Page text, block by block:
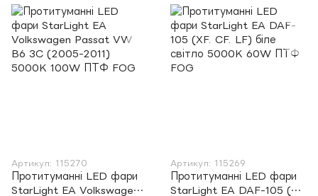
Артикул: 115270
Протитуманні LED фари
StarLight EA Volkswagen
Артикул: 115269
Протитуманні LED фари
StarLight EA DAF-105 (XF.